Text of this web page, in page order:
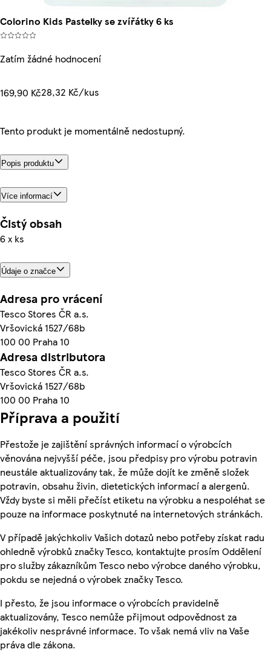
Colorino Kids Pastelky se zvířátky 6 ks
Zatím žádné hodnocení
169,90 Kč28,32 Kč/kus
Tento produkt je momentálně nedostupný.
Popis produktu
Více informací
Čistý obsah
6 x ks
Údaje o značce
Adresa pro vrácení
Tesco Stores ČR a.s.
Vršovická 1527/68b
100 00 Praha 10
Adresa distributora
Tesco Stores ČR a.s.
Vršovická 1527/68b
100 00 Praha 10
Příprava a použití
Přestože je zajištění správných informací o výrobcích
věnována nejvyšší péče, jsou předpisy pro výrobu potravin
neustále aktualizovány tak, že může dojít ke změně složek
potravin, obsahu živin, dietetických informací a alergenů.
Vždy byste si měli přečíst etiketu na výrobku a nespoléhat se
pouze na informace poskytnuté na internetových stránkách.
V případě jakýchkoliv Vašich dotazů nebo potřeby získat radu
ohledně výrobků značky Tesco, kontaktujte prosím Oddělení
pro služby zákazníkům Tesco nebo výrobce daného výrobku,
pokdu se nejedná o výrobek značky Tesco.
I přesto, že jsou informace o výrobcích pravidelně
aktualizovány, Tesco nemůže přijmout odpovědnost za
jakékoliv nesprávné informace. To však nemá vliv na Vaše
práva dle zákona.